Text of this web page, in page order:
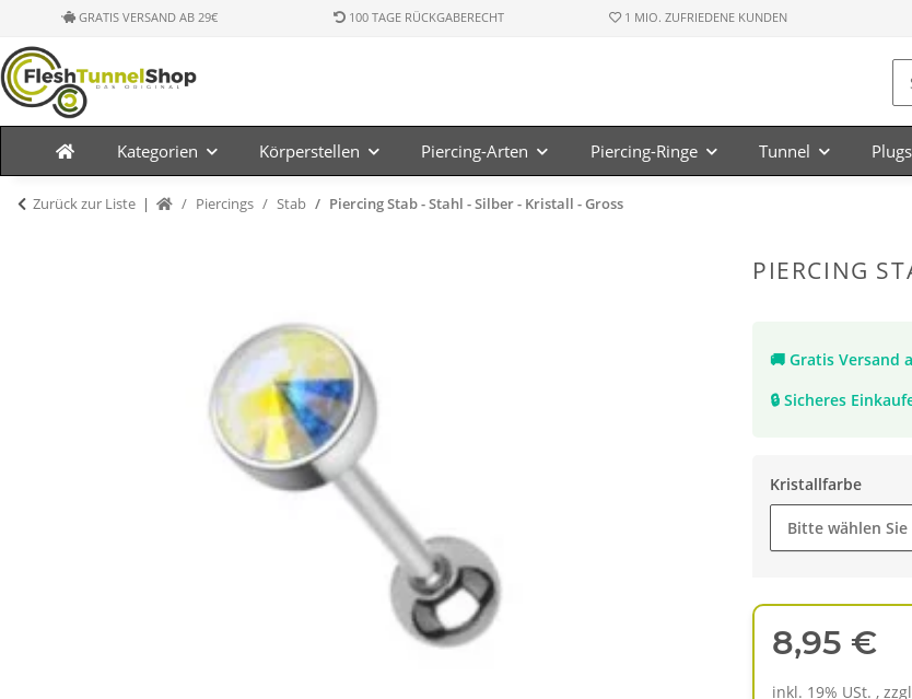
GRATIS VERSAND AB 29€ 100 TAGE RÜCKGABERECHT 1 MIO. ZUFRIEDENE KUNDEN
Kategorien Körperstellen Piercing-Arten Piercing-Ringe Tunnel Plugs
Zurück zur Liste Piercings Stab Piercing Stab - Stahl - Silber - Kristall - Gross
PIERCING
🚚 Gratis Versand
🔒 Sicheres
Kristallfarbe
Bitte wählen
8,95 €
inkl. 19% USt. ,